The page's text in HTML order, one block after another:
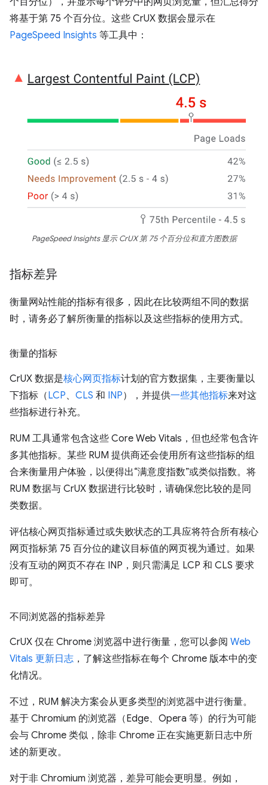
将基于第 75 个百分位。这些 CrUX 数据会显示在
PageSpeed Insights 等工具中：
PageSpeed Insights 显示 CrUX 第 75 个百分位和直方图数据
指标差异
衡量网站性能的指标有很多，因此在比较两组不同的数据
时，请务必了解所衡量的指标以及这些指标的使用方式。
衡量的指标
CrUX 数据是核心网页指标计划的官方数据集，主要衡量以
下指标（LCP、 CLS 和 INP），并提供一些其他指标来对这
些指标进行补充。
RUM 工具通常包含这些 Core Web Vitals，但也经常包含许
多其他指标。某些 RUM 提供商还会使用所有这些指标的组
合来衡量用户体验，以便得出“满意度指数”或类似指数。将
RUM 数据与 CrUX 数据进行比较时，请确保您比较的是同
类数据。
评估核心网页指标通过或失败状态的工具应将符合所有核心
网页指标第 75 百分位的建议目标值的网页视为通过。如果
没有互动的网页不存在 INP，则只需满足 LCP 和 CLS 要求
即可。
不同浏览器的指标差异
CrUX 仅在 Chrome 浏览器中进行衡量，您可以参阅 Web
Vitals 更新日志 ，了解这些指标在每个 Chrome 版本中的变
化情况。
不过，RUM 解决方案会从更多类型的浏览器中进行衡量。
基于 Chromium 的浏览器（Edge、Opera 等）的行为可能
会与 Chrome 类似，除非 Chrome 正在实施更新日志中所
述的新更改。
对于非 Chromium 浏览器，差异可能会更明显。例如，